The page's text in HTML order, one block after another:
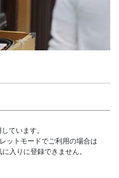
ています。
ットモードでご利用の場合は
入りに登録できません。